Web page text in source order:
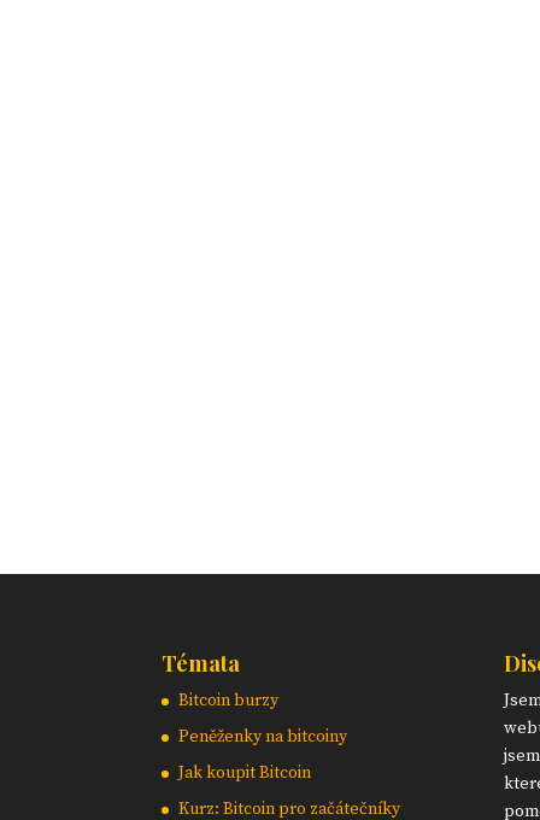
Témata
Bitcoin burzy
Peněženky na bitcoiny
Jak koupit Bitcoin
Kurz: Bitcoin pro začátečníky